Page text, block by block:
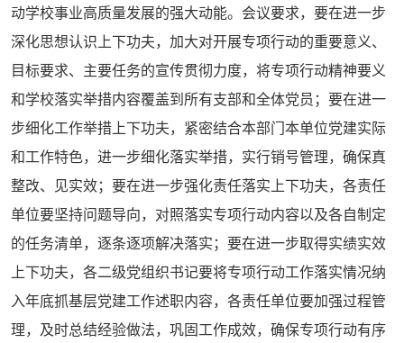
动学校事业高质量发展的强大动能。会议要求，要在进一步
深化思想认识上下功夫，加大对开展专项行动的重要意义、
目标要求、主要任务的宣传贯彻力度，将专项行动精神要义
和学校落实举措内容覆盖到所有支部和全体党员；要在进一
步细化工作举措上下功夫，紧密结合本部门本单位党建实际
和工作特色，进一步细化落实举措，实行销号管理，确保真
整改、见实效；要在进一步强化责任落实上下功夫，各责任
单位要坚持问题导向，对照落实专项行动内容以及各自制定
的任务清单，逐条逐项解决落实；要在进一步取得实绩实效
上下功夫，各二级党组织书记要将专项行动工作落实情况纳
入年底抓基层党建工作述职内容，各责任单位要加强过程管
理，及时总结经验做法，巩固工作成效，确保专项行动有序